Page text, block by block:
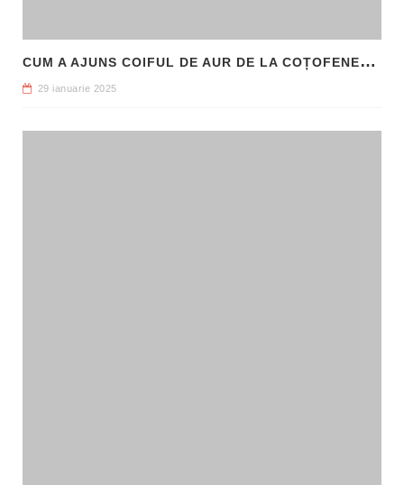
C
UM A AJUNS COIFUL DE AUR DE LA COȚOFENEȘTI ÎN PATRIMONIUL NAȚIONAL
29 ianuarie 2025